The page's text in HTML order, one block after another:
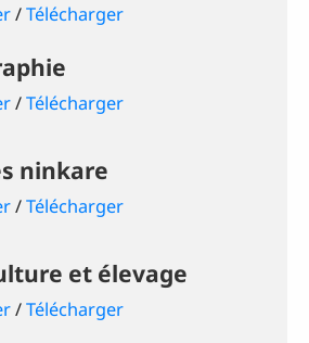
/Télécharger
/Télécharger
ninkare
/Télécharger
et élevage
/Télécharger